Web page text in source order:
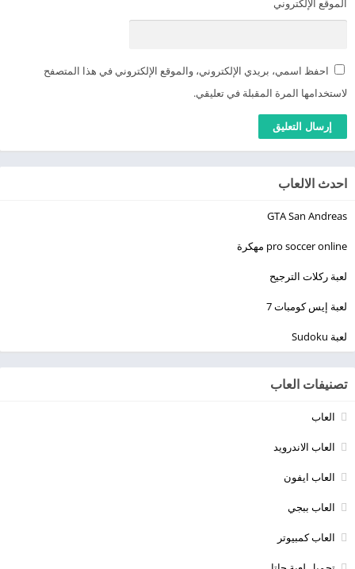
احفظ اسمي، بريدي الإلكتروني، والموقع الإلكتروني في هذا المتصفح
لاستخدامها المرة المقبلة في تعليقي.
احدث الالعاب
GTA San Andreas
pro soccer online مهكرة
لعبة ركلات الترجيح
لعبة إيس كومبات 7
لعبة Sudoku
تصنيفات العاب
العاب
العاب الاندرويد
العاب ايفون
العاب ببجي
العاب كمبيوتر